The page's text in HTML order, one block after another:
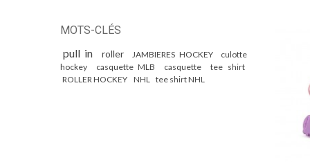
MOTS-CLÉS
pull in
roller JAMBIERES HOCKEY
culotte
hockey
casquette MLB casquette
tee shirt
ROLLER HOCKEY NHL tee shirt NHL